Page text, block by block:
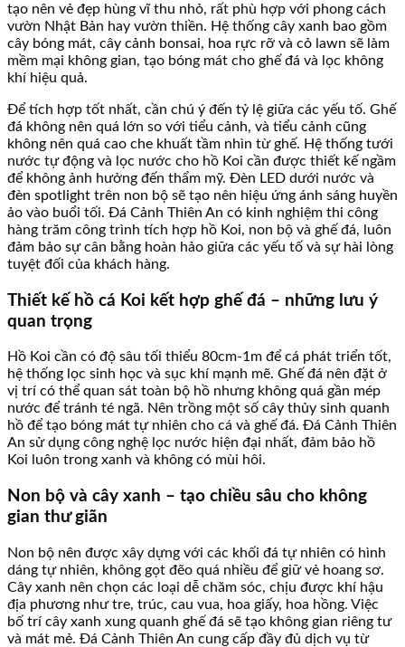
tạo nên vẻ đẹp hùng vĩ thu nhỏ, rất phù hợp với phong cách
vườn Nhật Bản hay vườn thiền. Hệ thống cây xanh bao gồm
cây bóng mát, cây cảnh bonsai, hoa rực rỡ và cỏ lawn sẽ làm
mềm mại không gian, tạo bóng mát cho ghế đá và lọc không
khí hiệu quả.
Để tích hợp tốt nhất, cần chú ý đến tỷ lệ giữa các yếu tố. Ghế
đá không nên quá lớn so với tiểu cảnh, và tiểu cảnh cũng
không nên quá cao che khuất tầm nhìn từ ghế. Hệ thống tưới
nước tự động và lọc nước cho hồ Koi cần được thiết kế ngầm
để không ảnh hưởng đến thẩm mỹ. Đèn LED dưới nước và
đèn spotlight trên non bộ sẽ tạo nên hiệu ứng ánh sáng huyền
ảo vào buổi tối. Đá Cảnh Thiên An có kinh nghiệm thi công
hàng trăm công trình tích hợp hồ Koi, non bộ và ghế đá, luôn
đảm bảo sự cân bằng hoàn hảo giữa các yếu tố và sự hài lòng
tuyệt đối của khách hàng.
Thiết kế hồ cá Koi kết hợp ghế đá – những lưu ý
quan trọng
Hồ Koi cần có độ sâu tối thiểu 80cm-1m để cá phát triển tốt,
hệ thống lọc sinh học và sục khí mạnh mẽ. Ghế đá nên đặt ở
vị trí có thể quan sát toàn bộ hồ nhưng không quá gần mép
nước để tránh té ngã. Nên trồng một số cây thủy sinh quanh
hồ để tạo bóng mát tự nhiên cho cá và ghế đá. Đá Cảnh Thiên
An sử dụng công nghệ lọc nước hiện đại nhất, đảm bảo hồ
Koi luôn trong xanh và không có mùi hôi.
Non bộ và cây xanh – tạo chiều sâu cho không
gian thư giãn
Non bộ nên được xây dựng với các khối đá tự nhiên có hình
dáng tự nhiên, không gọt đẽo quá nhiều để giữ vẻ hoang sơ.
Cây xanh nên chọn các loại dễ chăm sóc, chịu được khí hậu
địa phương như tre, trúc, cau vua, hoa giấy, hoa hồng. Việc
bố trí cây xanh xung quanh ghế đá sẽ tạo không gian riêng tư
và mát mẻ. Đá Cảnh Thiên An cung cấp đầy đủ dịch vụ từ